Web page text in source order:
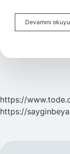
Devamını
https://
https://